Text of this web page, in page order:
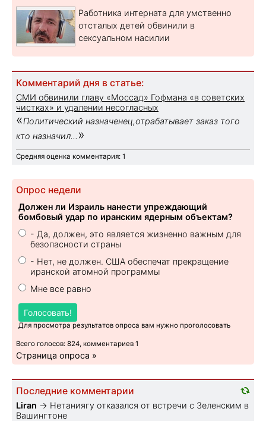
Работника интерната для умственно
отсталых детей обвинили в
сексуальном насилии
Комментарий дня в статье:
СМИ обвинили главу «Моссад» Гофмана «в советских
чистках» и удалении несогласных
«Политический назначенец,отрабатывает заказ того
кто назначил... »
Средняя оценка комментария: 1
Опрос недели
Должен ли Израиль нанести упреждающий
бомбовый удар по иранским ядерным объектам?
- Да, должен, это является жизненно важным для
безопасности страны
- Нет, не должен. США обеспечат прекращение
иранской атомной программы
Мне все равно
Голосовать!
Для просмотра результатов опроса вам нужно проголосовать
Всего голосов: 824, комментариев 1
Страница опроса »
Последние комментарии
Liran → Нетаниягу отказался от встречи с Зеленским в
Вашингтоне